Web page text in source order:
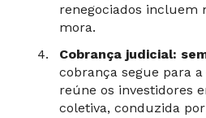
renegociados incluem
mora.
Cobrança judicial:
cobrança segue para a
reúne os investidores
coletiva, conduzida